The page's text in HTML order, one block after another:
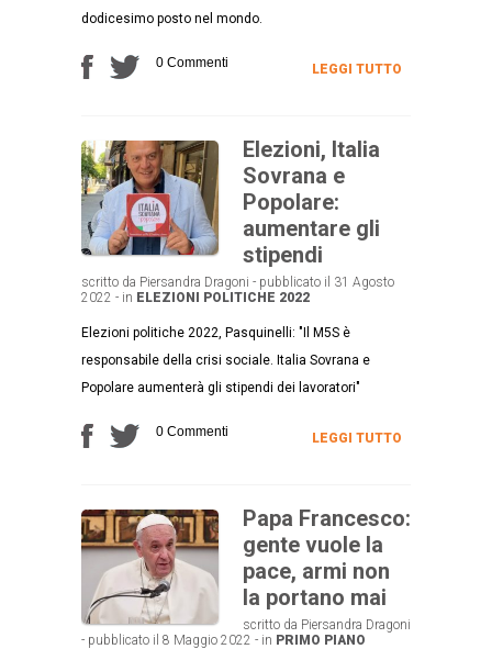
dodicesimo posto nel mondo.
0 Commenti LEGGI TUTTO
Elezioni, Italia
Sovrana e
Popolare:
aumentare gli
stipendi
scritto da Piersandra Dragoni - pubblicato il 31 Agosto
2022 - in ELEZIONI POLITICHE 2022
Elezioni politiche 2022, Pasquinelli: "Il M5S è
responsabile della crisi sociale. Italia Sovrana e
Popolare aumenterà gli stipendi dei lavoratori"
0 Commenti LEGGI TUTTO
Papa Francesco:
gente vuole la
pace, armi non
la portano mai
scritto da Piersandra Dragoni
- pubblicato il 8 Maggio 2022 - in PRIMO PIANO